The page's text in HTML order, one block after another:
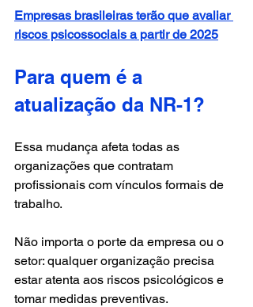
Empresas brasileiras terão que avaliar
riscos psicossociais a partir de 2025
Para quem é a
atualização da NR-1?
Essa mudança afeta todas as
organizações que contratam
profissionais com vínculos formais de
trabalho.
Não importa o porte da empresa ou o
setor: qualquer organização precisa
estar atenta aos riscos psicológicos e
tomar medidas preventivas.